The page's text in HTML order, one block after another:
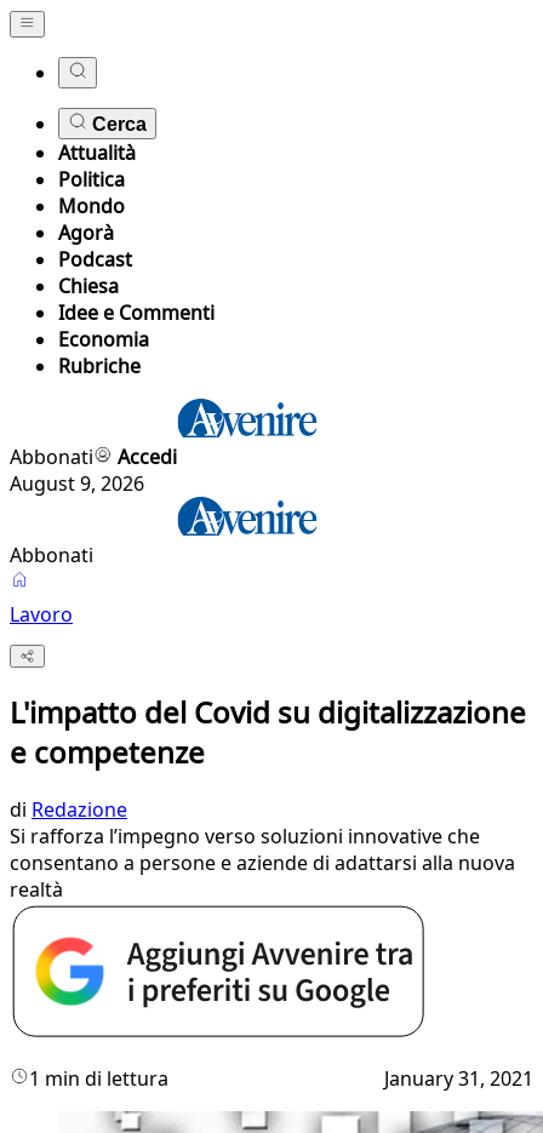
Cerca
Attualità
Politica
Mondo
Agorà
Podcast
Chiesa
Idee e Commenti
Economia
Rubriche
Abbonati
Accedi
August 9, 2026
Abbonati
Lavoro
L'impatto del Covid su digitalizzazione
e competenze
di Redazione
Si rafforza l’impegno verso soluzioni innovative che
consentano a persone e aziende di adattarsi alla nuova
realtà
1 min di lettura January 31, 2021